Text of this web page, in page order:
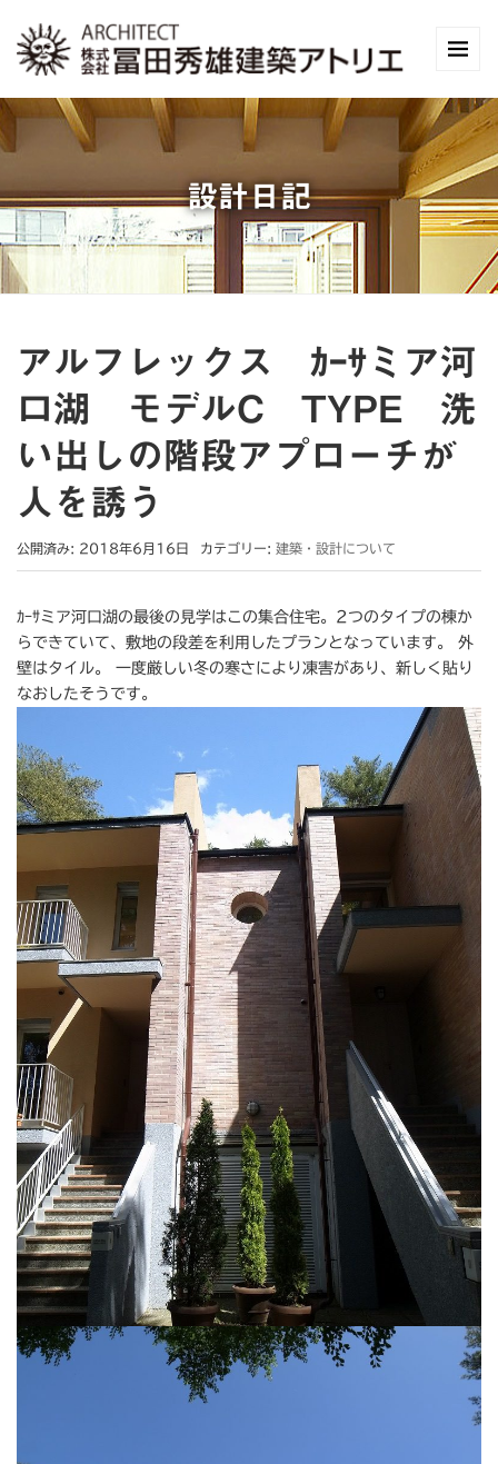
設計日記
アルフレックス ｶｰｻミア河
口湖 モデルC TYPE 洗
い出しの階段アプローチが
人を誘う
公開済み: 2018年6月16日 カテゴリー: 建築・設計について
ｶｰｻミア河口湖の最後の見学はこの集合住宅。2つのタイプの棟か
らできていて、敷地の段差を利用したプランとなっています。 外
壁はタイル。 一度厳しい冬の寒さにより凍害があり、新しく貼り
なおしたそうです。